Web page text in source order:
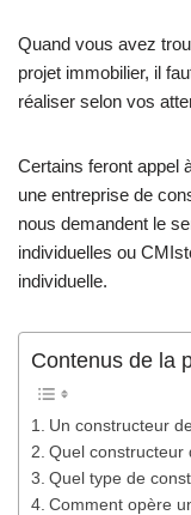
Quand vous avez
projet immobilier, il
réaliser selon vos
Certains feront appel
une entreprise de
nous demandent le
individuelles ou
individuelle.
Contenus de la
Un constructeur
Quel constructeur
Quel type de
Comment opère